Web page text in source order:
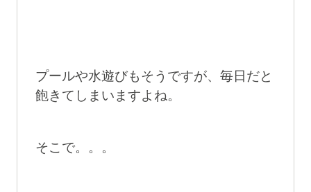
プールや水遊びもそうですが、毎日だと
飽きてしまいますよね。
そこで。。。